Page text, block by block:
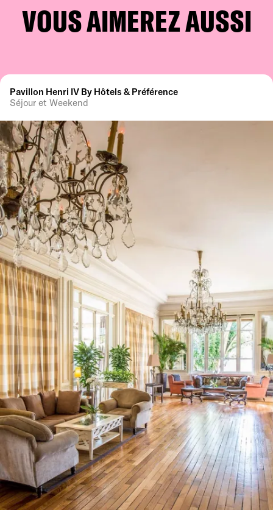
VOUS AIMEREZ AUSSI
Pavillon Henri IV By Hôtels & Préférence
Séjour et Weekend